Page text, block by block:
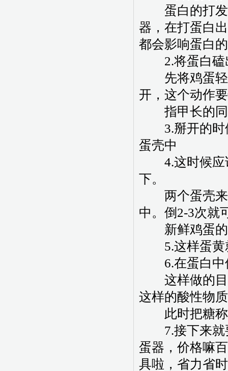
蛋白的打发
器，在打蛋白
都会影响蛋白
2.将蛋白磕
先将鸡蛋轻
开，这个动作
指甲长的同
3.掰开的时
蛋壳中
4.这时候应
下。
两个蛋壳来
中。倒2-3次就
新鲜鸡蛋的
5.这样蛋黄
6.在蛋白中
这样做的目
这样的酸性物
此时把糖称
7.接下来就
蛋器，价格嘛
具啦，省力省